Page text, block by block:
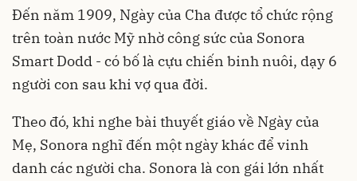
Đến năm 1909, Ngày của Cha được tổ chức rộng
trên toàn nước Mỹ nhờ công sức của Sonora
Smart Dodd - có bố là cựu chiến binh nuôi, dạy 6
người con sau khi vợ qua đời.
Theo đó, khi nghe bài thuyết giáo về Ngày của
Mẹ, Sonora nghĩ đến một ngày khác để vinh
danh các người cha. Sonora là con gái lớn nhất